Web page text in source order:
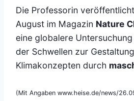
Die Professorin
August im Magazin Nature
eine globalere
der Schwellen zur
Klimakonzepten durch
(Mit Angaben www.heise.de/news/